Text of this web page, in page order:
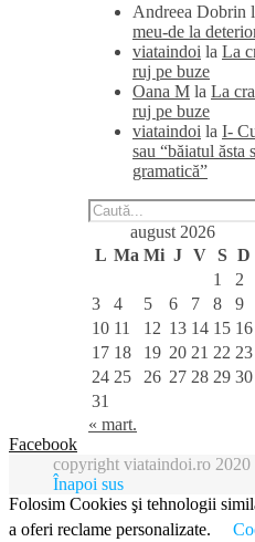
Andreea Dobrin
meu-de la
viataindoi la La
ruj pe buze
Oana M la La
ruj pe buze
viataindoi la I-
sau “băiatul ăsta
gramatică”
august 2026
L Ma Mi J V S D
1
2
3
4 5 6 7 8
9
10 11 12 13 14 15 16
17 18 19 20 21 22 23
24 25 26 27 28 29 30
31
« mart.
Facebook
copyright viataindoi.ro 2020
Înapoi sus
Folosim Cookies şi tehnologii
a oferi reclame personalizate.